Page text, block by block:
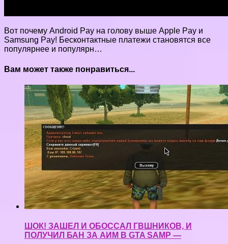
Вот почему Android Pay на голову выше Apple Pay и
Samsung Pay! Бесконтактные платежи становятся все
популярнее и популярн…
Вам может также понравиться...
ШОК! ЗАШЕЛ И ОБОССАЛ ГВШНИКОВ, И
ПОЛУЧИЛ БАН ЗА АИМ В GTA SAMP —